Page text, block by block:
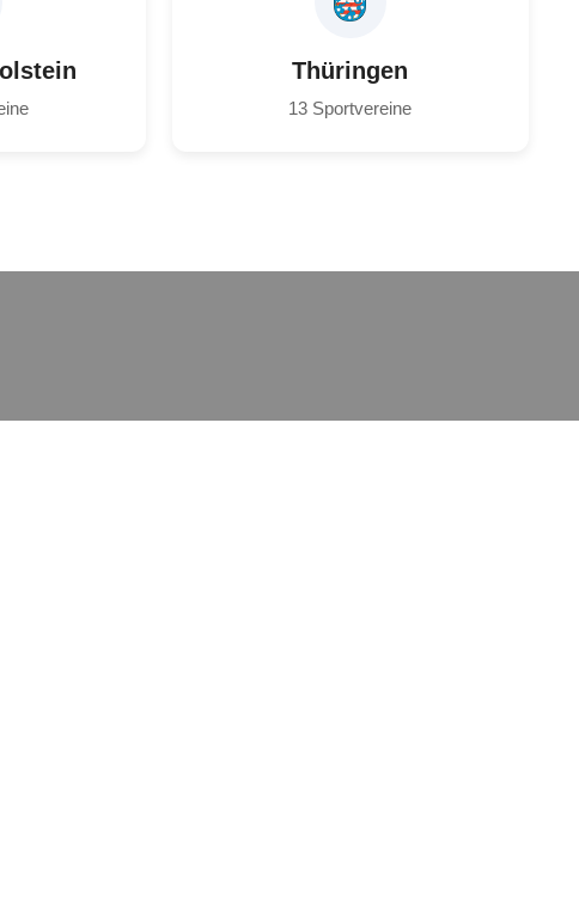
Thüringen
13 Sportvereine